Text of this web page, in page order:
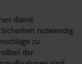
damit
notwendig
zu
der